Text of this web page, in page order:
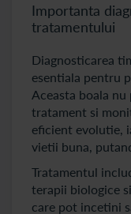
Importanta
tratamentului
Diagnosticarea
esentiala pentru
Aceasta boala
tratament si
eficient evolutie,
vietii buna,
Tratamentul
terapii biologice
care pot incetini